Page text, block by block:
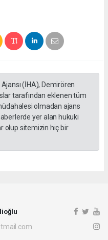
(İHA), Demirören
tarafından eklenen tüm
olmadan ajans
yer alan hukuki
olup sitemizin hiç bir